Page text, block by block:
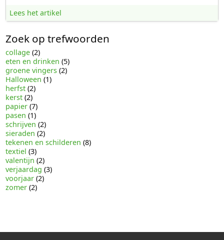
Lees het artikel
Zoek op trefwoorden
collage(2)
eten en drinken (5)
groene vingers(2)
Halloween (1)
herfst(2)
kerst(2)
papier(7)
pasen (1)
schrijven (2)
sieraden (2)
tekenen en schilderen (8)
textiel (3)
valentijn (2)
verjaardag (3)
voorjaar(2)
zomer(2)